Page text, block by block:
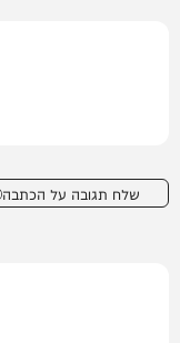
שלח תגובה על הכתבה